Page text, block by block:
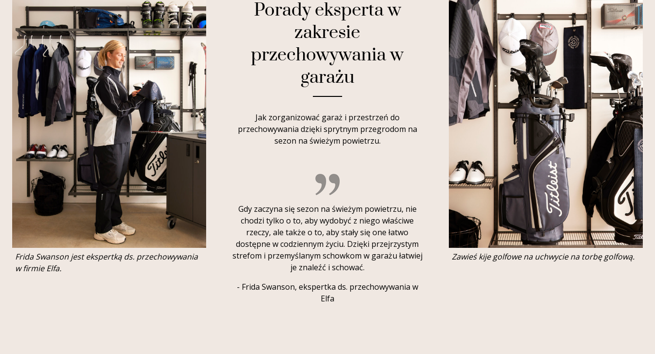
Frida Swanson jest ekspertką ds. przechowywania
w firmie Elfa.
Porady eksperta w
zakresie
przechowywania w
garażu
Jak zorganizować garaż i przestrzeń do
przechowywania dzięki sprytnym przegrodom na
sezon na świeżym powietrzu.
Gdy zaczyna się sezon na świeżym powietrzu, nie
chodzi tylko o to, aby wydobyć z niego właściwe
rzeczy, ale także o to, aby stały się one łatwo
dostępne w codziennym życiu. Dzięki przejrzystym
strefom i przemyślanym schowkom w garażu łatwiej
je znaleźć i schować.
- Frida Swanson, ekspertka ds. przechowywania w
Elfa
Zawieś kije golfowe na uchwycie na torbę golfową.